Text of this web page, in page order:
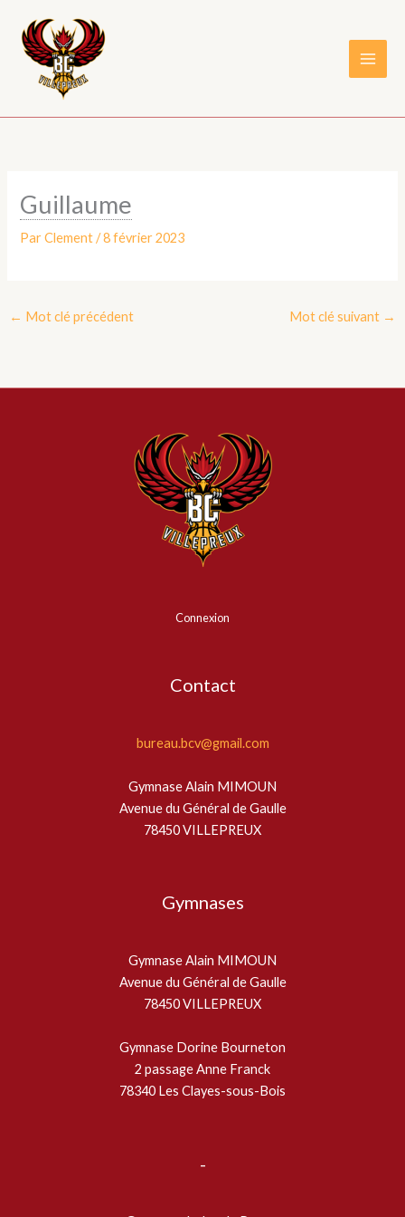
contenu
Guillaume
ParClement/8 février 2023
← Mot clé précédent Mot clé suivant →
Connexion
Contact
bureau.bcv@gmail.com
Gymnase Alain MIMOUN
Avenue du Général de Gaulle
78450 VILLEPREUX
Gymnases
Gymnase Alain MIMOUN
Avenue du Général de Gaulle
78450 VILLEPREUX
Gymnase Dorine Bourneton
2 passage Anne Franck
78340 Les Clayes-sous-Bois
-